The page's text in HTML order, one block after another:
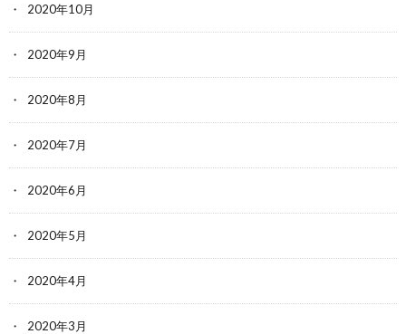
2020年10月
2020年9月
2020年8月
2020年7月
2020年6月
2020年5月
2020年4月
2020年3月